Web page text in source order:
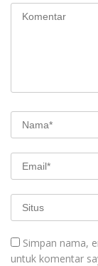
Simpan nama,
untuk komentar